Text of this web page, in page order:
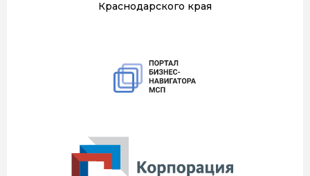
Краснодарского края